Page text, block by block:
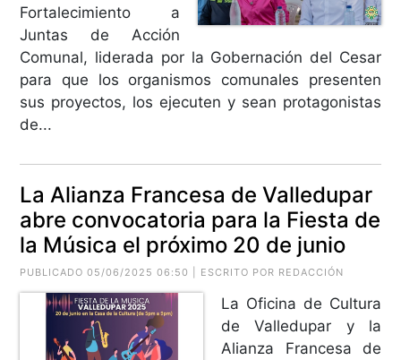
Fortalecimiento a
Juntas de Acción
Comunal, liderada por la Gobernación del Cesar
para que los organismos comunales presenten
sus proyectos, los ejecuten y sean protagonistas
de...
La Alianza Francesa de Valledupar
abre convocatoria para la Fiesta de
la Música el próximo 20 de junio
PUBLICADO 05/06/2025 06:50 | ESCRITO POR REDACCIÓN
La Oficina de Cultura
de Valledupar y la
Alianza Francesa de